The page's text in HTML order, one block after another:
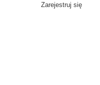
Zarejestruj się